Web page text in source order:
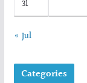
31
« Jul
Categories